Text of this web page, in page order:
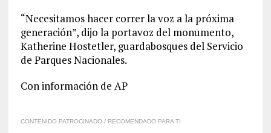
“Necesitamos hacer correr la voz a la próxima
generación”, dijo la portavoz del monumento,
Katherine Hostetler, guardabosques del Servicio
de Parques Nacionales.
Con información de AP
CONTENIDO PATROCINADO / RECOMENDADO PARA TI